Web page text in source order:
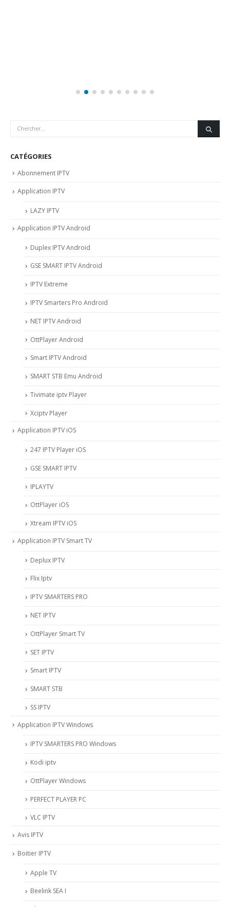
CATÉGORIES
Abonnement IPTV
Application IPTV
LAZY IPTV
Application IPTV Android
Duplex IPTV Android
GSE SMART IPTV Android
IPTV Extreme
IPTV Smarters Pro Android
NET IPTV Android
OttPlayer Android
Smart IPTV Android
SMART STB Emu Android
Tivimate iptv Player
Xciptv Player
Application IPTV iOS
247 IPTV Player iOS
‎GSE SMART IPTV
IPLAYTV
OttPlayer iOS
Xtream IPTV iOS
Application IPTV Smart TV
Deplux IPTV
Flix Iptv
IPTV SMARTERS PRO
NET IPTV
OttPlayer Smart TV
SET IPTV
Smart IPTV
SMART STB
SS IPTV
Application IPTV Windows
IPTV SMARTERS PRO Windows
Kodi iptv
OttPlayer Windows
PERFECT PLAYER PC
VLC IPTV
Avis IPTV
Boitier IPTV
Apple TV
Beelink SEA I